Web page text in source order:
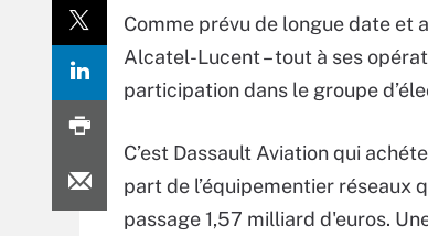
Comme prévu de longue date et
Alcatel-Lucent – tout à ses
participation dans le groupe
C’est Dassault Aviation qui
part de l’équipementier réseaux
passage 1,57 milliard d'euros.